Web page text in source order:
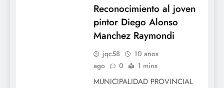
Reconocimiento al joven
pintor Diego Alonso
Manchez Raymondi
jqc58
10 años
ago
0 1 mins
MUNICIPALIDAD PROVINCIAL